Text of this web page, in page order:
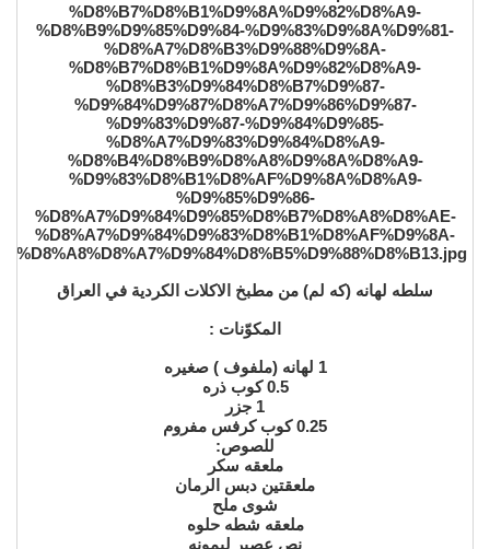
سلطه لهانه (كه لم) من مطبخ الاكلات الكردية في العراق
المكوّنات :
1 لهانه (ملفوف ) صغيره
0.5 كوب ذره
1 جزر
0.25 كوب كرفس مفروم
للصوص:
ملعقه سكر
ملعقتين دبس الرمان
شوى ملح
ملعقه شطه حلوه
نص عصير ليمونه